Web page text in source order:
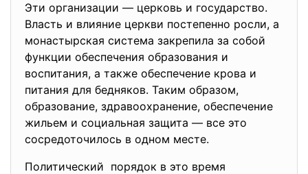
Эти организации — церковь и государство.
Власть и влияние церкви постепенно росли, а
монастырская система закрепила за собой
функции обеспечения образования и
воспитания, а также обеспечение крова и
питания для бедняков. Таким образом,
образование, здравоохранение, обеспечение
жильем и социальная защита — все это
сосредоточилось в одном месте.
Политический порядок в это время